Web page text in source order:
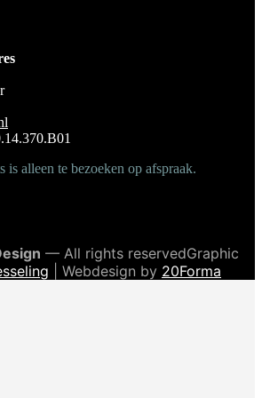
is alleen te bezoeken op afspraak.
— All rights reservedGraphic
| Webdesign by 20Forma